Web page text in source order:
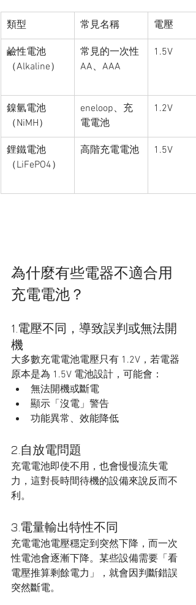
類型 常見名稱 電壓
鹼性電池
（Alkaline）
常見的一次性
AA、AAA
1.5V
鎳氫電池
（NiMH）
eneloop、充
電電池
1.2V
鋰鐵電池
（LiFePO4）
高階充電電池 1.5V
為什麼有些電器不適合用
充電電池？
1.電壓不同，導致誤判或無法開
機
大多數充電電池電壓只有 1.2V，若電器
原本是為 1.5V 電池設計，可能會：
無法開機或斷電
顯示「沒電」警告
功能異常、效能降低
2.自放電問題
充電電池即使不用，也會慢慢流失電
力，這對長時間待機的設備來說反而不
利。
3.電量輸出特性不同
充電電池電壓穩定到突然下降，而一次
性電池會逐漸下降。某些設備需要「看
電壓推算剩餘電力」，就會因判斷錯誤
突然斷電。